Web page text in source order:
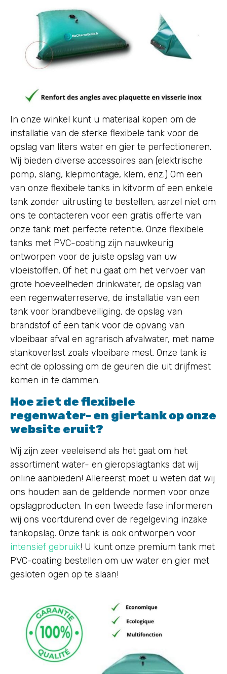
In onze winkel kunt u materiaal kopen om de
installatie van de sterke flexibele tank voor de
opslag van liters water en gier te perfectioneren.
Wij bieden diverse accessoires aan (elektrische
pomp, slang, klepmontage, klem, enz.) Om een
van onze flexibele tanks in kitvorm of een enkele
tank zonder uitrusting te bestellen, aarzel niet om
ons te contacteren voor een gratis offerte van
onze tank met perfecte retentie. Onze flexibele
tanks met PVC-coating zijn nauwkeurig
ontworpen voor de juiste opslag van uw
vloeistoffen. Of het nu gaat om het vervoer van
grote hoeveelheden drinkwater, de opslag van
een regenwaterreserve, de installatie van een
tank voor brandbeveiliging, de opslag van
brandstof of een tank voor de opvang van
vloeibaar afval en agrarisch afvalwater, met name
stankoverlast zoals vloeibare mest. Onze tank is
echt de oplossing om de geuren die uit drijfmest
komen in te dammen.
Hoe ziet de flexibele
regenwater- en giertank op onze
website eruit?
Wij zijn zeer veeleisend als het gaat om het
assortiment water- en gieropslagtanks dat wij
online aanbieden! Allereerst moet u weten dat wij
ons houden aan de geldende normen voor onze
opslagproducten. In een tweede fase informeren
wij ons voortdurend over de regelgeving inzake
tankopslag. Onze tank is ook ontworpen voor
intensief gebruik! U kunt onze premium tank met
PVC-coating bestellen om uw water en gier met
gesloten ogen op te slaan!